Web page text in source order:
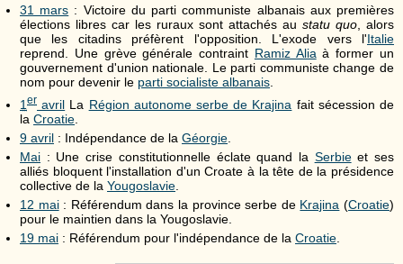
31 mars : Victoire du parti communiste albanais aux premières
élections libres car les ruraux sont attachés au statu quo, alors
que les citadins préfèrent l'opposition. L'exode vers l'Italie
reprend. Une grève générale contraint Ramiz Aliaà former un
gouvernement d'union nationale. Le parti communiste change de
nom pour devenir le parti socialiste albanais.
1 er avril La Région autonome serbe de Krajina fait sécession de
la Croatie
9 avril : Indépendance de la Géorgie
Mai : Une crise constitutionnelle éclate quand la Serbieet ses
alliés bloquent l'installation d'un Croate à la tête de la présidence
collective de la Yougoslavie
12 mai: Référendum dans la province serbe de Krajina (Croatie)
pour le maintien dans la Yougoslavie.
19 mai : Référendum pour l'indépendance de la Croatie